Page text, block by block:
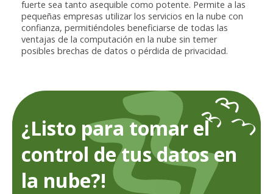
fuerte sea tanto asequible como potente. Permite a las
pequeñas empresas utilizar los servicios en la nube con
confianza, permitiéndoles beneficiarse de todas las
ventajas de la computación en la nube sin temer
posibles brechas de datos o pérdida de privacidad.
¿Listo para tomar el
control de tus datos en
la nube?!